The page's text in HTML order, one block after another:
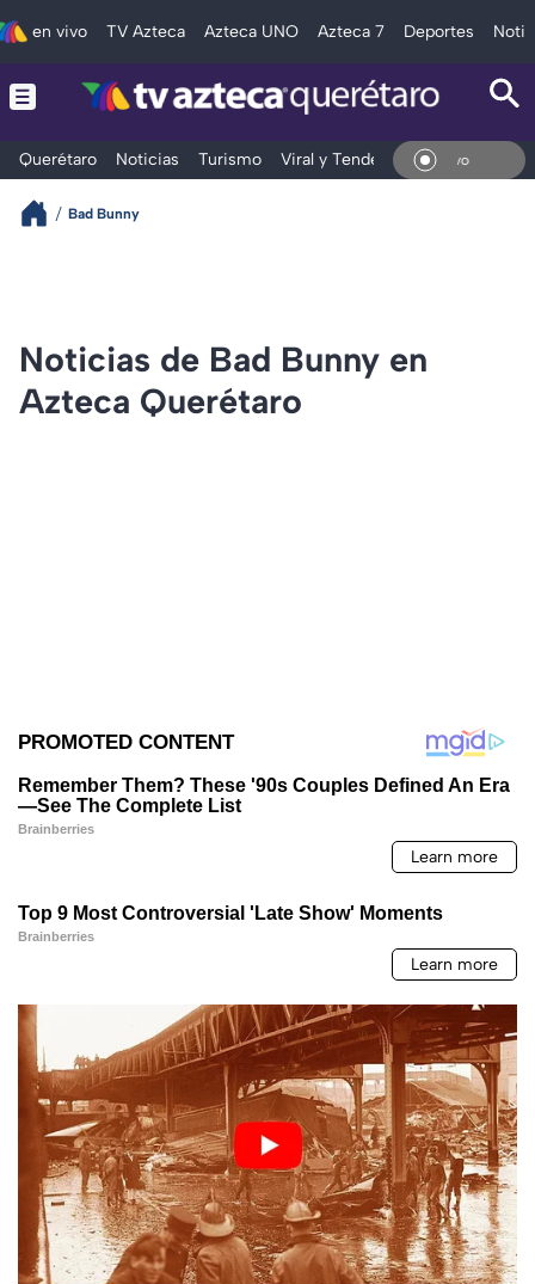
en vivo TV Azteca Azteca UNO Azteca 7 Deportes
Querétaro Noticias Turismo Viral y Tendencia Clima
En Vivo
Bad Bunny
Noticias de Bad Bunny en
Azteca Querétaro